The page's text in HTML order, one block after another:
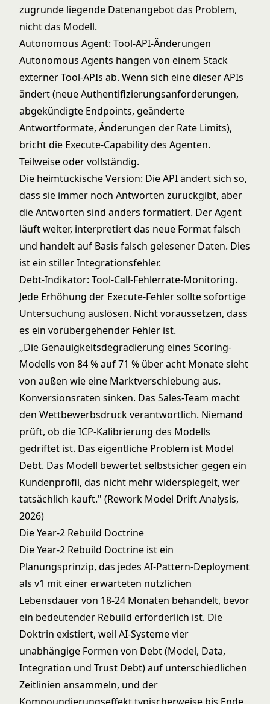
zugrunde liegende Datenangebot das Problem,
nicht das Modell.
Autonomous Agent: Tool-API-Änderungen
Autonomous Agents hängen von einem Stack
externer Tool-APIs ab. Wenn sich eine dieser APIs
ändert (neue Authentifizierungsanforderungen,
abgekündigte Endpoints, geänderte
Antwortformate, Änderungen der Rate Limits),
bricht die Execute-Capability des Agenten.
Teilweise oder vollständig.
Die heimtückische Version: Die API ändert sich so,
dass sie immer noch Antworten zurückgibt, aber
die Antworten sind anders formatiert. Der Agent
läuft weiter, interpretiert das neue Format falsch
und handelt auf Basis falsch gelesener Daten. Dies
ist ein stiller Integrationsfehler.
Debt-Indikator: Tool-Call-Fehlerrate-Monitoring.
Jede Erhöhung der Execute-Fehler sollte sofortige
Untersuchung auslösen. Nicht voraussetzen, dass
es ein vorübergehender Fehler ist.
„Die Genauigkeitsdegradierung eines Scoring-
Modells von 84 % auf 71 % über acht Monate sieht
von außen wie eine Marktverschiebung aus.
Konversionsraten sinken. Das Sales-Team macht
den Wettbewerbsdruck verantwortlich. Niemand
prüft, ob die ICP-Kalibrierung des Modells
gedriftet ist. Das eigentliche Problem ist Model
Debt. Das Modell bewertet selbstsicher gegen ein
Kundenprofil, das nicht mehr widerspiegelt, wer
tatsächlich kauft." (Rework Model Drift Analysis,
2026)
Die Year-2 Rebuild Doctrine
Die Year-2 Rebuild Doctrine ist ein
Planungsprinzip, das jedes AI-Pattern-Deployment
als v1 mit einer erwarteten nützlichen
Lebensdauer von 18-24 Monaten behandelt, bevor
ein bedeutender Rebuild erforderlich ist. Die
Doktrin existiert, weil AI-Systeme vier
unabhängige Formen von Debt (Model, Data,
Integration und Trust Debt) auf unterschiedlichen
Zeitlinien ansammeln, und der